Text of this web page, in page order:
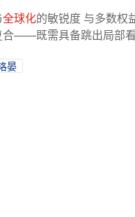
全球化的敏锐度 与多数权
合——既需具备跳出局部
晏